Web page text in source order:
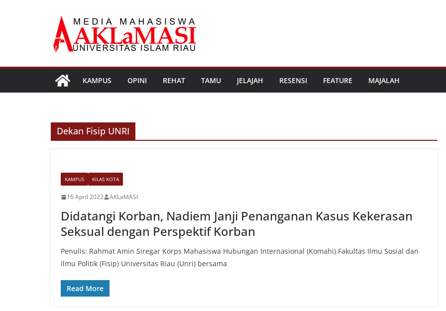
KAMPUS OPINI REHAT TAMU JELAJAH RESENSI FEATURE MAJALAH
Dekan Fisip UNRI
KAMPUS KILAS KOTA
16 April 2022 AKLaMASI
Didatangi Korban, Nadiem Janji Penanganan Kasus Kekerasan
Seksual dengan Perspektif Korban
Penulis: Rahmat Amin Siregar Korps Mahasiswa Hubungan Internasional (Komahi) Fakultas Ilmu Sosial dan
Ilmu Politik (Fisip) Universitas Riau (Unri) bersama
Read More